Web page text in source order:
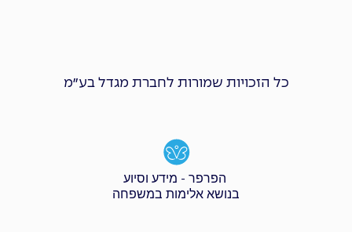
כל הזכויות שמורות לחברת מגדל בע״מ
הפרפר - מידע וסיוע
בנושא אלימות במשפחה